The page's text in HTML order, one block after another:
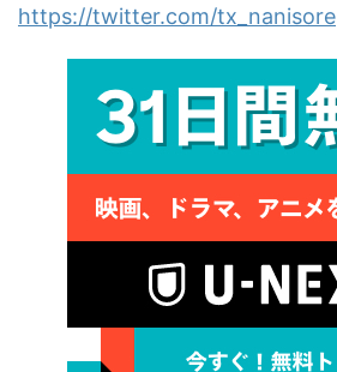
https://twitter.com/tx_nanisore